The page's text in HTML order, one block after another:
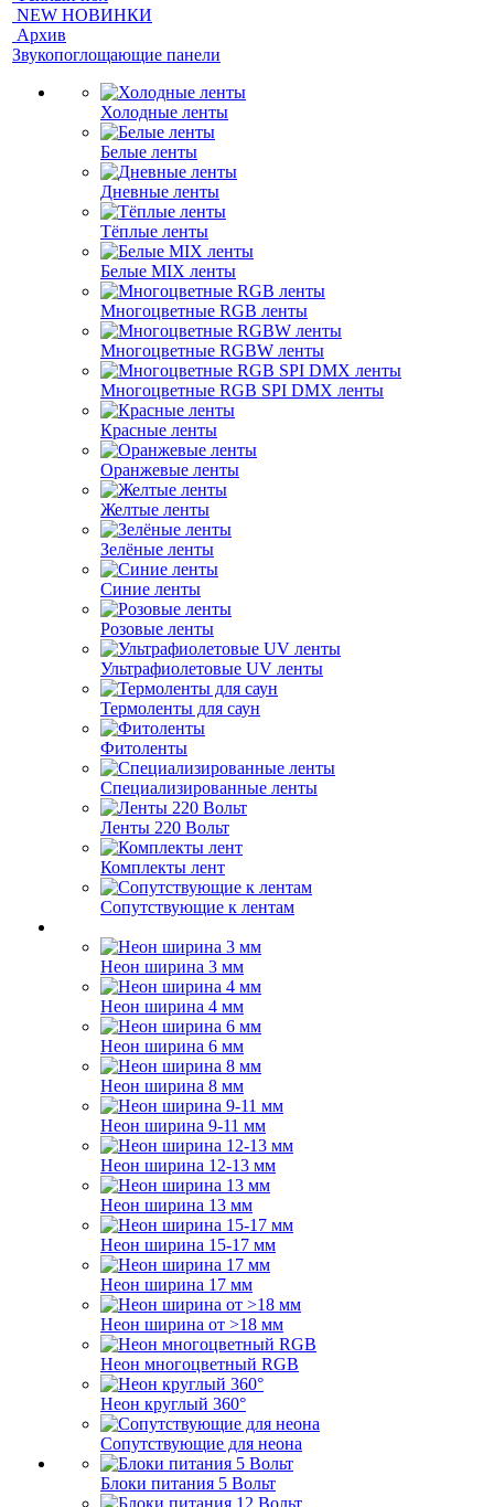
NEW НОВИНКИ
Архив
Звукопоглощающие панели
Холодные ленты
Белые ленты
Дневные ленты
Тёплые ленты
Белые MIX ленты
Многоцветные RGB ленты
Многоцветные RGBW ленты
Многоцветные RGB SPI DMX ленты
Красные ленты
Оранжевые ленты
Желтые ленты
Зелёные ленты
Синие ленты
Розовые ленты
Ультрафиолетовые UV ленты
Термоленты для саун
Фитоленты
Специализированные ленты
Ленты 220 Вольт
Комплекты лент
Сопутствующие к лентам
Неон ширина 3 мм
Неон ширина 4 мм
Неон ширина 6 мм
Неон ширина 8 мм
Неон ширина 9-11 мм
Неон ширина 12-13 мм
Неон ширина 13 мм
Неон ширина 15-17 мм
Неон ширина 17 мм
Неон ширина от >18 мм
Неон многоцветный RGB
Неон круглый 360°
Сопутствующие для неона
Блоки питания 5 Вольт